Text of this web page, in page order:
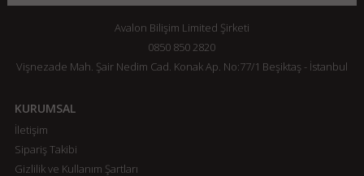
Avalon Bilişim Limited Şirketi
0850 850 2820
Vişnezade Mah. Şair Nedim Cad. Konak Ap. No:77/1 Beşiktaş - İstanbul
KURUMSAL
İletişim
Sipariş Takibi
Gizlilik ve Kullanım Şartları